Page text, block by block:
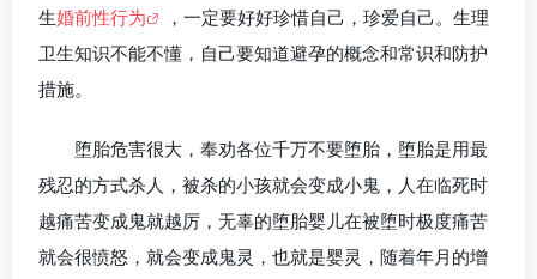
生婚前性行为
，一定要好好珍惜自己，珍爱自己。生理
卫生知识不能不懂，自己要知道避孕的概念和常识和防护
措施。
堕胎危害很大，奉劝各位千万不要堕胎，堕胎是用最
残忍的方式杀人，被杀的小孩就会变成小鬼，人在临死时
越痛苦变成鬼就越厉，无辜的堕胎婴儿在被堕时极度痛苦
就会很愤怒，就会变成鬼灵，也就是婴灵，随着年月的增